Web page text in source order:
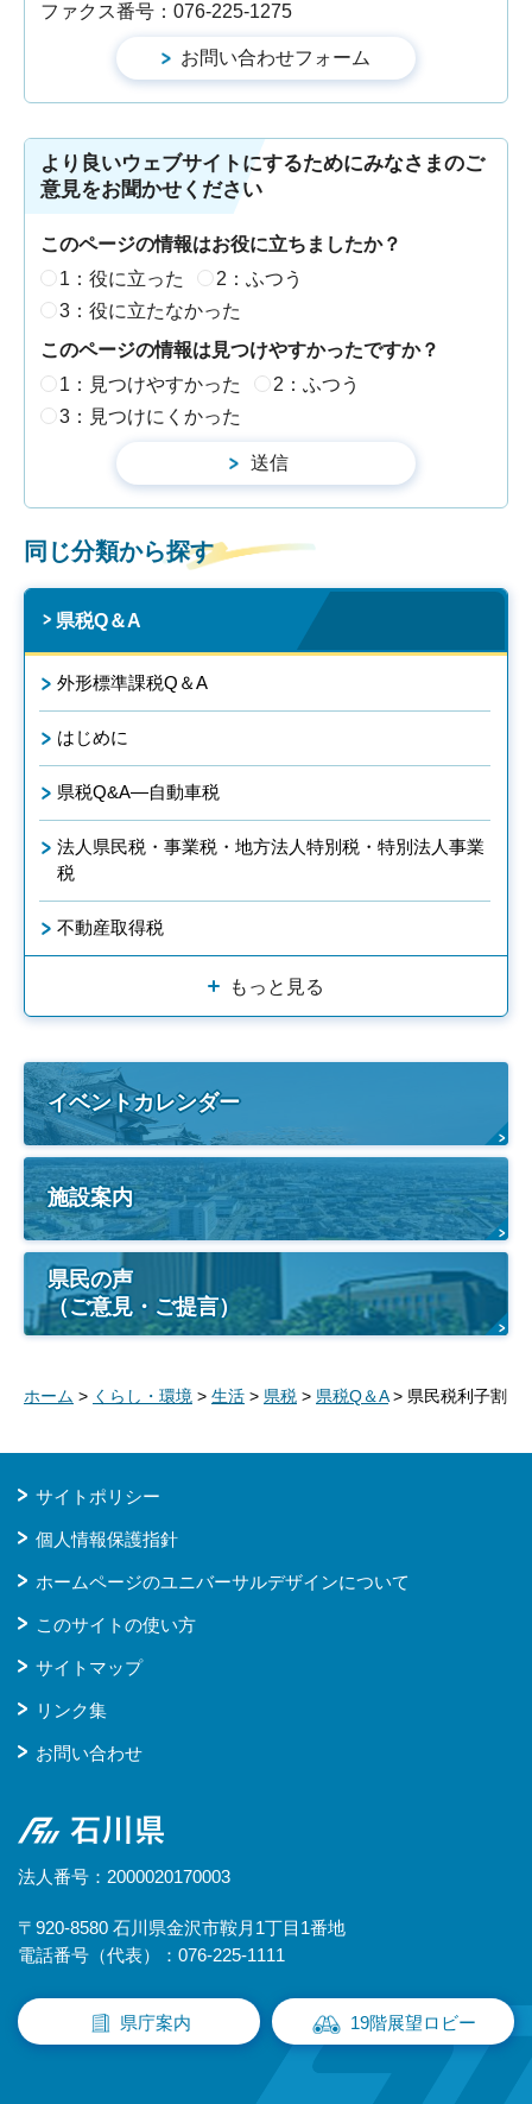
ファクス番号：076-225-1275
より良いウェブサイトにするためにみなさまのご
意見をお聞かせください
このページの情報はお役に立ちましたか？
1：役に立った
2：ふつう
3：役に立たなかった
このページの情報は見つけやすかったですか？
1：見つけやすかった
2：ふつう
3：見つけにくかった
同じ分類から探す
県税Q＆A
外形標準課税Q＆A
はじめに
県税Q&A―自動車税
法人県民税・事業税・地方法人特別税・特別法人事業
税
不動産取得税
もっと見る
イベントカレンダー
施設案内
県民の声
（ご意見・ご提言）
ホーム > くらし・環境 > 生活 > 県税 > 県税Q＆A> 県民税利子割
サイトポリシー
個人情報保護指針
ホームページのユニバーサルデザインについて
このサイトの使い方
サイトマップ
リンク集
お問い合わせ
石川県
法人番号：2000020170003
〒920-8580 石川県金沢市鞍月1丁目1番地
電話番号（代表）：076-225-1111
県庁案内 19階展望ロビー